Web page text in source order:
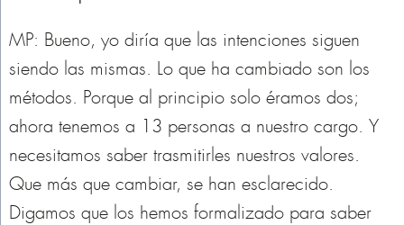
MP: Bueno, yo diría que las intenciones siguen
siendo las mismas. Lo que ha cambiado son los
métodos. Porque al principio solo éramos dos;
ahora tenemos a 13 personas a nuestro cargo. Y
necesitamos saber trasmitirles nuestros valores.
Que más que cambiar, se han esclarecido.
Digamos que los hemos formalizado para saber